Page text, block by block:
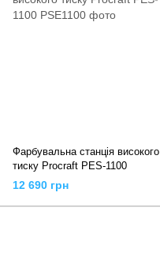
Фарбувальна станція високого
тиску Procraft РES-1100
12 690 грн